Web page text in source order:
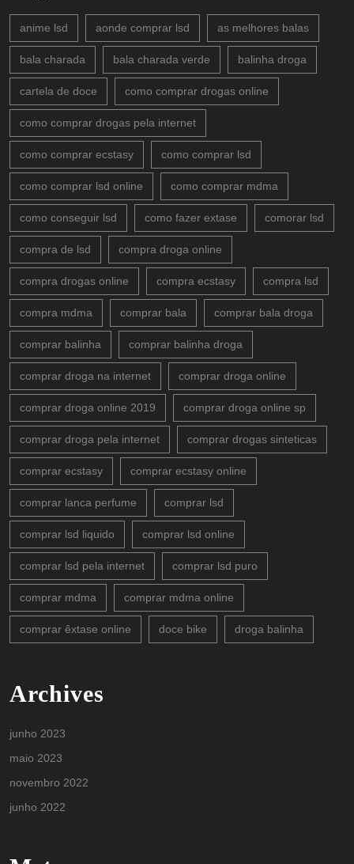
anime lsd aonde comprar lsd as melhores balas
bala charada bala charada verde balinha droga
cartela de doce como comprar drogas online
como comprar drogas pela internet
como comprar ecstasy como comprar lsd
como comprar lsd online como comprar mdma
como conseguir lsd como fazer extase comorar lsd
compra de lsd compra droga online
compra drogas online compra ecstasy compra lsd
compra mdma comprar bala comprar bala droga
comprar balinha comprar balinha droga
comprar droga na internet comprar droga online
comprar droga online 2019 comprar droga online sp
comprar droga pela internet comprar drogas sinteticas
comprar ecstasy comprar ecstasy online
comprar lanca perfume comprar lsd
comprar lsd liquido comprar lsd online
comprar lsd pela internet comprar lsd puro
comprar mdma comprar mdma online
comprar êxtase online doce bike droga balinha
Archives
junho 2023
maio 2023
novembro 2022
junho 2022